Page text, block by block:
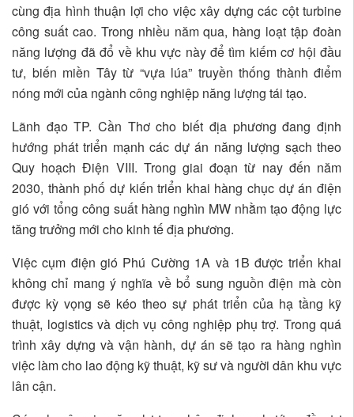
cùng địa hình thuận lợi cho việc xây dựng các cột turbine
công suất cao. Trong nhiều năm qua, hàng loạt tập đoàn
năng lượng đã đổ về khu vực này để tìm kiếm cơ hội đầu
tư, biến miền Tây từ “vựa lúa” truyền thống thành điểm
nóng mới của ngành công nghiệp năng lượng tái tạo.
Lãnh đạo TP. Cần Thơ cho biết địa phương đang định
hướng phát triển mạnh các dự án năng lượng sạch theo
Quy hoạch Điện VIII. Trong giai đoạn từ nay đến năm
2030, thành phố dự kiến triển khai hàng chục dự án điện
gió với tổng công suất hàng nghìn MW nhằm tạo động lực
tăng trưởng mới cho kinh tế địa phương.
Việc cụm điện gió Phú Cường 1A và 1B được triển khai
không chỉ mang ý nghĩa về bổ sung nguồn điện mà còn
được kỳ vọng sẽ kéo theo sự phát triển của hạ tầng kỹ
thuật, logistics và dịch vụ công nghiệp phụ trợ. Trong quá
trình xây dựng và vận hành, dự án sẽ tạo ra hàng nghìn
việc làm cho lao động kỹ thuật, kỹ sư và người dân khu vực
lân cận.